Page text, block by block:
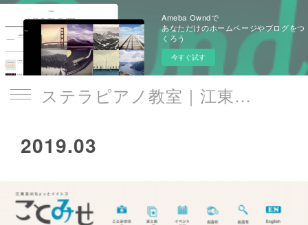
Ameba Owndで
あなただけのホームページやブログをつ
くろう
今すぐ試す
ステラピアノ教室｜江東区 門前仲町駅
2019.03